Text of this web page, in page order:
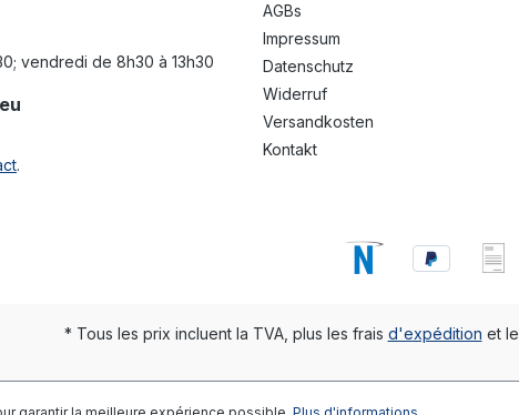
vendredi de 8h30 à 13h30
.
AGBs
Impressum
Datenschutz
Widerruf
Versandkosten
Kontakt
* Tous les prix incluent la TVA, plus les frais d'expédition et